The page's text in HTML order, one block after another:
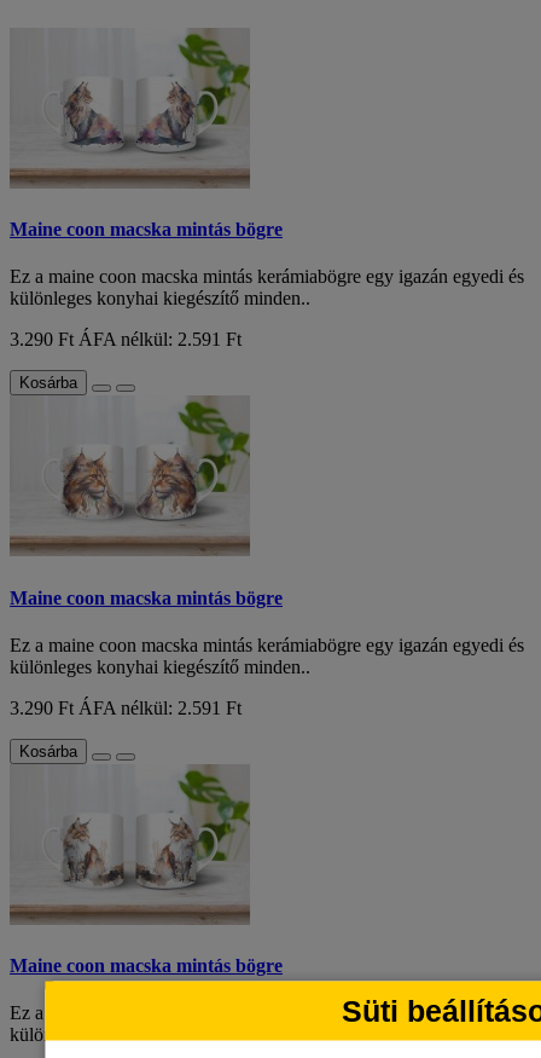
Maine coon macska mintás bögre
Ez a maine coon macska mintás kerámiabögre egy igazán egyedi és
különleges konyhai kiegészítő minden..
3.290 Ft ÁFA nélkül: 2.591 Ft
Kosárba
Maine coon macska mintás bögre
Ez a maine coon macska mintás kerámiabögre egy igazán egyedi és
különleges konyhai kiegészítő minden..
3.290 Ft ÁFA nélkül: 2.591 Ft
Kosárba
Maine coon macska mintás bögre
Ez a maine coon macska mintás kerámiabögre egy igazán egyedi és
különleges konyhai kiegészítő minden..
Süti